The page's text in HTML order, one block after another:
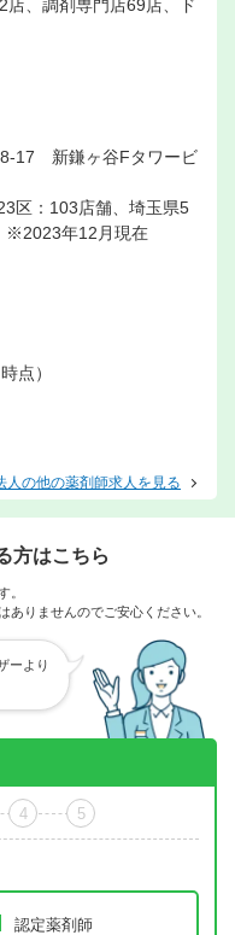
、調剤専門店69店、ド
8-17 新鎌ヶ谷Fタワービ
区：103店舗、埼玉県5
※2023年12月現在
点）
人の他の薬剤師求人を見る
方はこちら
。
りませんのでご安心ください。
ーより
4 5
認定薬剤師